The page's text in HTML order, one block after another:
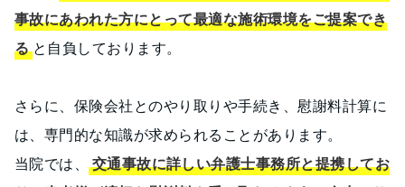
事故にあわれた方にとって最適な施術環境をご提案でき
ると自負しております。
さらに、保険会社とのやり取りや手続き、慰謝料計算に
は、専門的な知識が求められることがあります。
当院では、交通事故に詳しい弁護士事務所と提携してお